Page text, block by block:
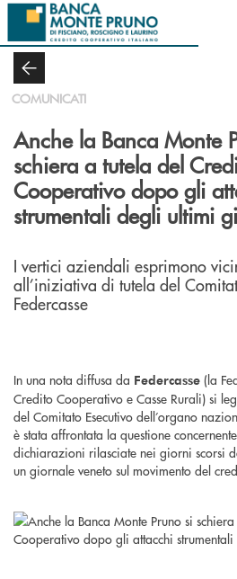
Salta al contenuto principale
COMUNICATI
Anche la Banca Monte
schiera a tutela del
Cooperativo dopo gli
strumentali degli ultimi
I vertici aziendali esprimono
all’iniziativa di tutela del
Federcasse
In una nota diffusa da Federcasse (la
Credito Cooperativo e Casse Rurali) si
del Comitato Esecutivo dell’organo
è stata affrontata la questione
dichiarazioni rilasciate nei giorni scorsi
un giornale veneto sul movimento del